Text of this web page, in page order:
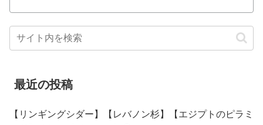
最近の投稿
【リンギングシダー】【レバノン杉】【エジプトのピラミ